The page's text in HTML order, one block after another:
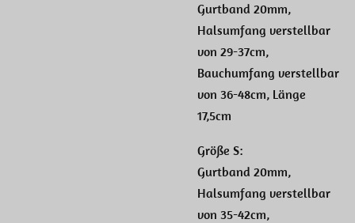
Gurtband 20mm,
Halsumfang verstellbar
von 29-37cm,
Bauchumfang verstellbar
von 36-48cm, Länge
17,5cm
Größe S:
Gurtband 20mm,
Halsumfang verstellbar
von 35-42cm,